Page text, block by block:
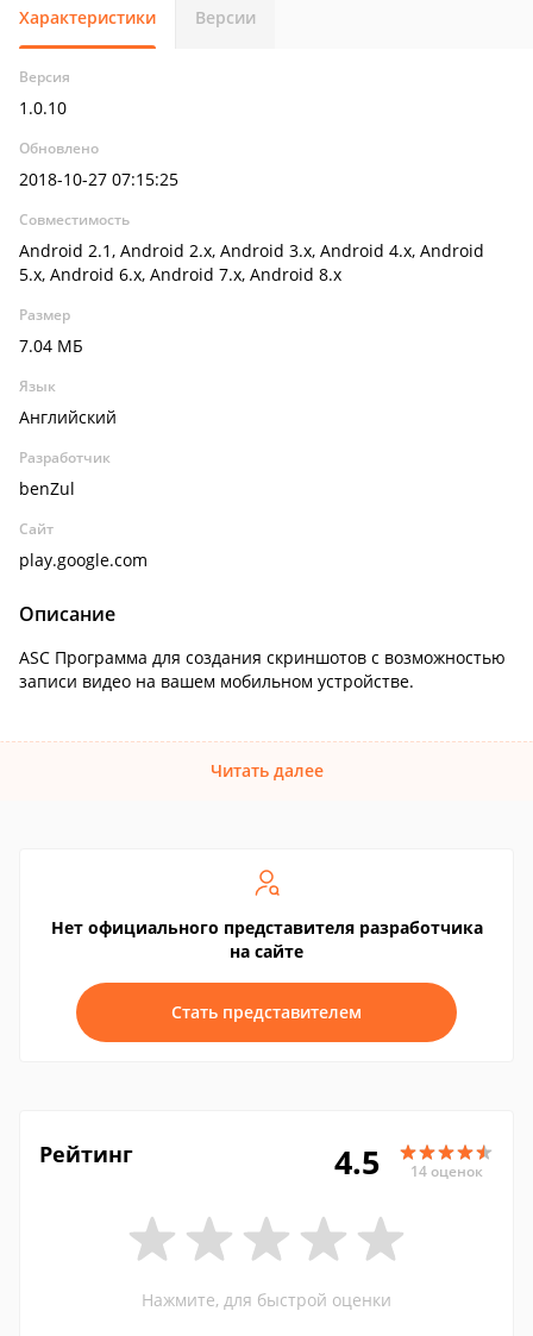
Характеристики Версии
Версия
1.0.10
Обновлено
2018-10-27 07:15:25
Совместимость
Android 2.1, Android 2.x, Android 3.x, Android 4.x, Android
5.x, Android 6.x, Android 7.x, Android 8.x
Размер
7.04 МБ
Язык
Английский
Разработчик
benZul
Сайт
play.google.com
Описание
ASC Программа для создания скриншотов с возможностью
записи видео на вашем мобильном устройстве.
Читать далее
Нет официального представителя разработчика
на сайте
Стать представителем
Рейтинг 4.5 14 оценок
Нажмите, для быстрой оценки